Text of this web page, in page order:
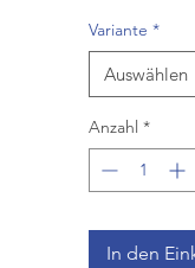
Länge 1100
Recycling-
Volumen
Rll).
Variante *
Auswählen
Anzahl *
In den